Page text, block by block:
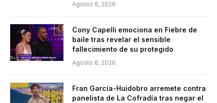
Agosto 6, 2026
Cony Capelli emociona en Fiebre de
baile tras revelar el sensible
fallecimiento de su protegido
Agosto 6, 2026
Fran García-Huidobro arremete contra
panelista de La Cofradía tras negar el